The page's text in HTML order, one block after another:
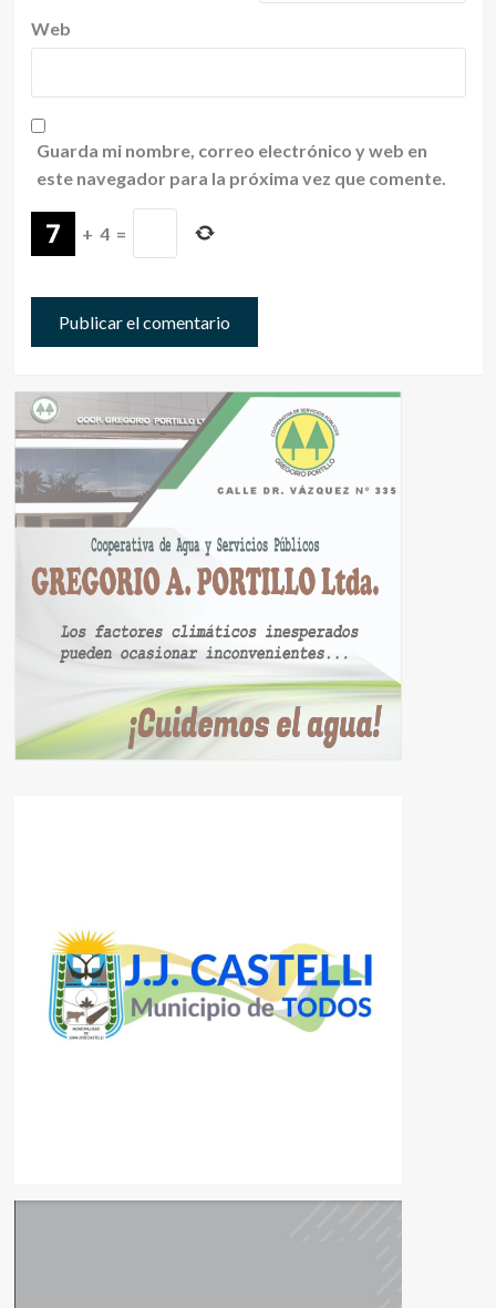
Web
Guarda mi nombre, correo electrónico y web en
este navegador para la próxima vez que comente.
+ 4 =